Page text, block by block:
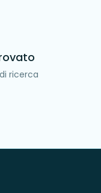
ricerca